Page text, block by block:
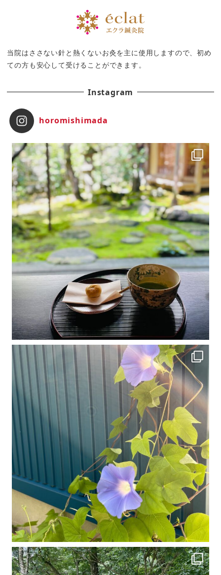
当院はささない針と熱くないお灸を主に使用しますので、初め
ての方も安心して受けることができます。
Instagram
horomishimada